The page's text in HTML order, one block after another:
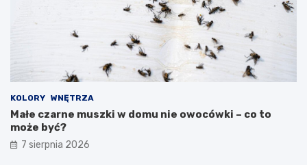
KOLORY WNĘTRZA
Małe czarne muszki w domu nie owocówki – co to
może być?
7 sierpnia 2026